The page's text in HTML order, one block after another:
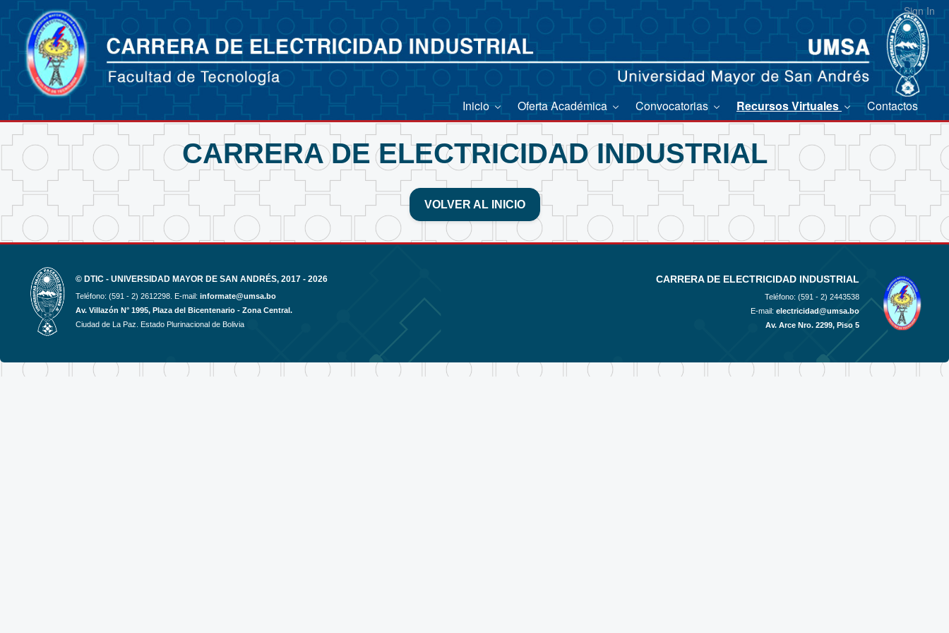
Sign In
Inicio Oferta Académica Convocatorias Recursos Virtuales Contactos
CARRERA DE ELECTRICIDAD INDUSTRIAL
VOLVER AL INICIO
© DTIC - UNIVERSIDAD MAYOR DE SAN ANDRÉS, 2017 - 2026
Teléfono: (591 - 2) 2612298. E-mail: informate@umsa.bo
Av. Villazón N° 1995, Plaza del Bicentenario - Zona Central.
Ciudad de La Paz. Estado Plurinacional de Bolivia
CARRERA DE ELECTRICIDAD INDUSTRIAL
Teléfono: (591 - 2) 2443538
E-mail: electricidad@umsa.bo
Av. Arce Nro. 2299, Piso 5